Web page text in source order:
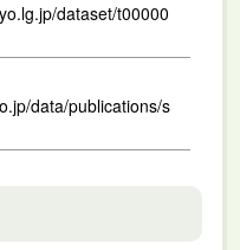
dataset/t00000
data/publications/s